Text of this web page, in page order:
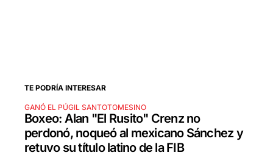
TE PODRÍA INTERESAR
GANÓ EL PÚGIL SANTOTOMESINO
Boxeo: Alan "El Rusito" Crenz no
perdonó, noqueó al mexicano Sánchez y
retuvo su título latino de la FIB